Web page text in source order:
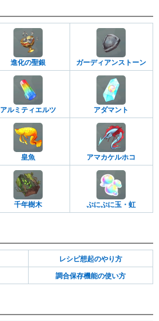
進化の聖銀 ガーディアンストーン
アルミティエルツ アダマント
皇魚 アマカケルホコ
千年樹木 ぷにぷに玉・虹
レシピ想起のやり方
調合保存機能の使い方